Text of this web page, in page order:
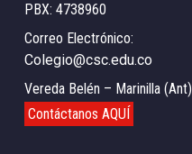
PBX: 4738960
Correo Electrónico:
Colegio@csc.edu.co
Vereda Belén – Marinilla (Ant)
Contáctanos AQUÍ